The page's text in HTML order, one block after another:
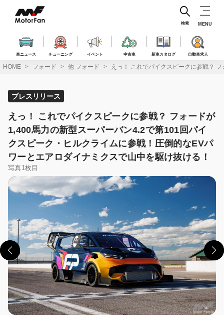
ス
車ニュース チューニング イベント 中古車 新車カタログ 自動車求人
検索 MENU
HOME フォード 他 フォード えっ！ これでパイクスピークに参戦？
プレスリリース
えっ！ これでパイクスピークに参戦？ フォードが
1,400馬力の新型スーパーバン4.2で第101回パイ
クスピーク・ヒルクライムに参戦！圧倒的なEVパ
ワーとエアロダイナミクスで山中を駆け抜ける！
写真1枚目